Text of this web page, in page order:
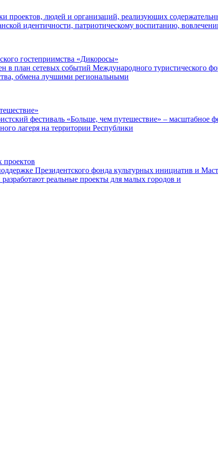
проектов, людей и организаций, реализующих
идентичности, патриотическому воспитанию,
гостеприимства «Дикоросы»
план сетевых событий Международного туристического
обмена лучшими региональными
фестиваль «Больше, чем путешествие» – масштабное
лагеря на территории Республики
проектов
Президентского фонда культурных инициатив и
реальные проекты для малых городов и